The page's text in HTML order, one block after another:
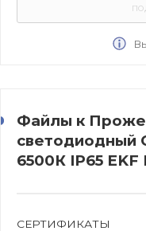
Файлы к
светодиодный
6500К IP65 EKF
СЕРТИФИКАТЫ